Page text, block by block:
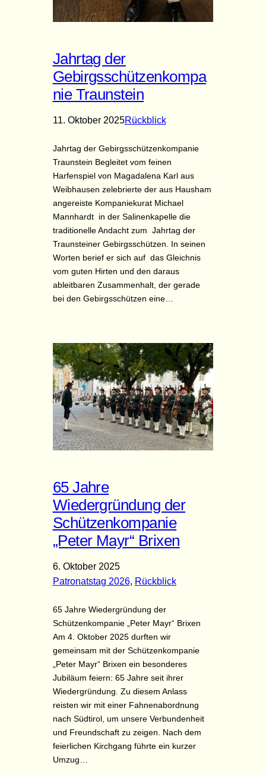
Jahrtag der
Gebirgsschützenkompa
nie Traunstein
11. Oktober 2025Rückblick
Jahrtag der Gebirgsschützenkompanie
Traunstein Begleitet vom feinen
Harfenspiel von Magadalena Karl aus
Weibhausen zelebrierte der aus Hausham
angereiste Kompaniekurat Michael
Mannhardt in der Salinenkapelle die
traditionelle Andacht zum Jahrtag der
Traunsteiner Gebirgsschützen. In seinen
Worten berief er sich auf das Gleichnis
vom guten Hirten und den daraus
ableitbaren Zusammenhalt, der gerade
bei den Gebirgsschützen eine…
65 Jahre
Wiedergründung der
Schützenkompanie
„Peter Mayr“ Brixen
6. Oktober 2025
Patronatstag 2026, Rückblick
65 Jahre Wiedergründung der
Schützenkompanie „Peter Mayr“ Brixen
Am 4. Oktober 2025 durften wir
gemeinsam mit der Schützenkompanie
„Peter Mayr“ Brixen ein besonderes
Jubiläum feiern: 65 Jahre seit ihrer
Wiedergründung. Zu diesem Anlass
reisten wir mit einer Fahnenabordnung
nach Südtirol, um unsere Verbundenheit
und Freundschaft zu zeigen. Nach dem
feierlichen Kirchgang führte ein kurzer
Umzug…